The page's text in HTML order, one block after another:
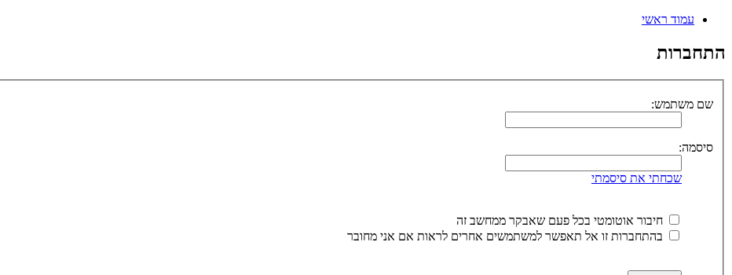
עמוד ראשי
התחברות
שם משתמש:
סיסמה:
שכחתי את סיסמתי
חיבור אוטומטי בכל פעם שאבקר ממחשב זה
בהתחברות זו אל תאפשר למשתמשים אחרים לראות אם אני מחובר